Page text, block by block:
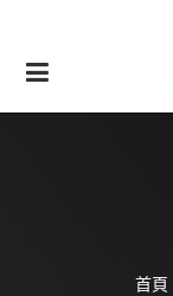
content
首頁